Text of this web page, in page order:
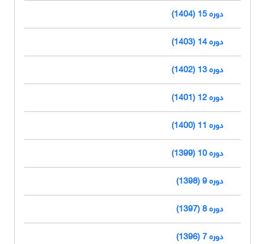
دوره 15 (1404)
دوره 14 (1403)
دوره 13 (1402)
دوره 12 (1401)
دوره 11 (1400)
دوره 10 (1399)
دوره 9 (1398)
دوره 8 (1397)
دوره 7 (1396)